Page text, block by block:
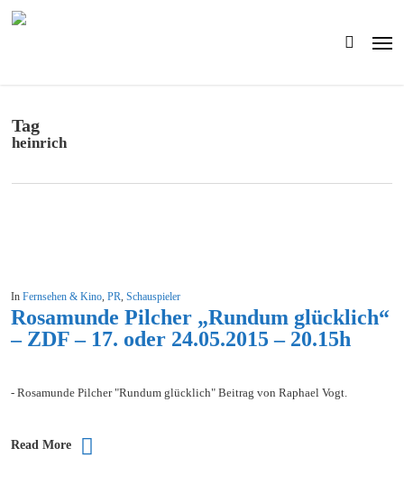
search
Tag
heinrich
InFernsehen & Kino,PR,Schauspieler
Rosamunde Pilcher „Rundum glücklich“
– ZDF – 17. oder 24.05.2015 – 20.15h
- Rosamunde Pilcher "Rundum glücklich" Beitrag von Raphael Vogt.
Read More